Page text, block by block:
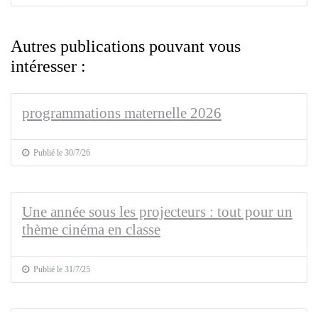
Autres publications pouvant vous
intéresser :
programmations maternelle 2026
Publié le 30/7/26
Une année sous les projecteurs : tout pour un
thème cinéma en classe
Publié le 31/7/25